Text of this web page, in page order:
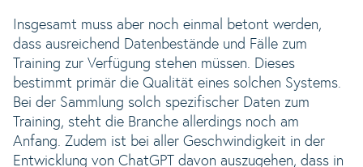
Insgesamt muss aber noch einmal betont werden,
dass ausreichend Datenbestände und Fälle zum
Training zur Verfügung stehen müssen. Dieses
bestimmt primär die Qualität eines solchen Systems.
Bei der Sammlung solch spezifischer Daten zum
Training, steht die Branche allerdings noch am
Anfang. Zudem ist bei aller Geschwindigkeit in der
Entwicklung von ChatGPT davon auszugehen, dass in